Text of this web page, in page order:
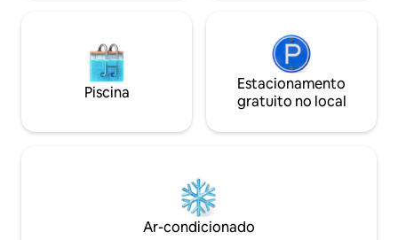
Piscina
Estacionamento
gratuito no local
Ar-condicionado